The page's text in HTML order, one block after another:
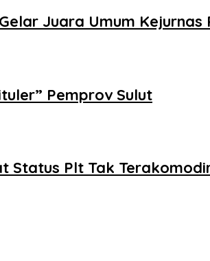
Juara Umum
Pemprov Sulut
Status Plt Tak